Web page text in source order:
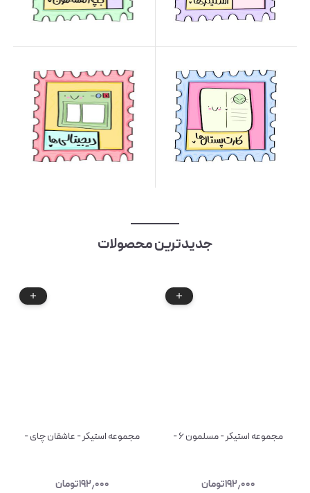
جدیدترین محصولات
مجموعه استیکر - مسلمون ۶ -
۱۹۲٫۰۰۰تومان
مجموعه استیکر - عاشقان چای -
۱۹۲٫۰۰۰تومان